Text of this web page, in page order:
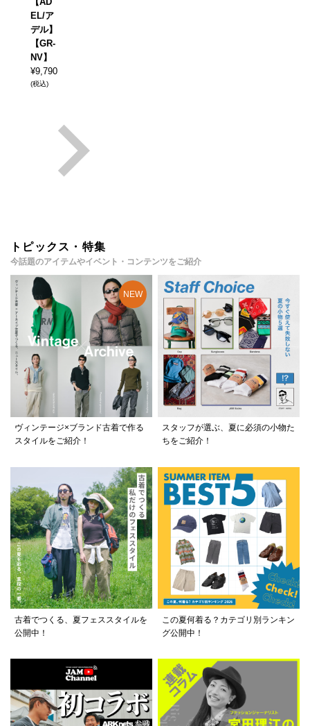
EL/ア
デル】
【GR-
NV】
¥9,790
(税込)
トピックス・特集
今話題のアイテムやイベント・コンテンツをご紹介
ヴィンテージ×ブランド古着で作る
スタイルをご紹介！
スタッフが選ぶ、夏に必須の小物た
ちをご紹介！
古着でつくる、夏フェススタイルを
公開中！
この夏何着る？カテゴリ別ランキン
グ公開中！